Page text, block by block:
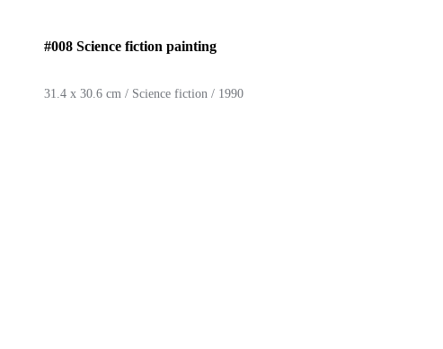
#008 Science fiction painting
31.4 x 30.6 cm / Science fiction / 1990